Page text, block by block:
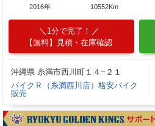
2016年
10552Km
1分で完了！
【無料】見積・在庫確認
沖縄県 糸満市西川町１４−２１
バイクＲ（糸満西川店）格安バイク
販売